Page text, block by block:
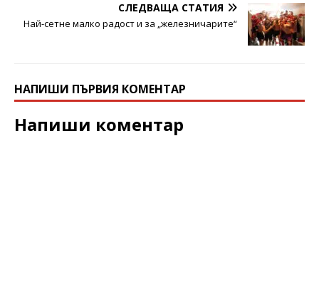
СЛЕДВАЩА СТАТИЯ
Най-сетне малко радост и за „железничарите“
НАПИШИ ПЪРВИЯ КОМЕНТАР
Напиши коментар